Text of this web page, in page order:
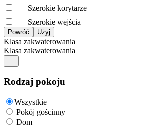
Szerokie korytarze
Szerokie wejścia
Klasa zakwaterowania
Klasa zakwaterowania
Rodzaj pokoju
Wszystkie
Pokój gościnny
Dom